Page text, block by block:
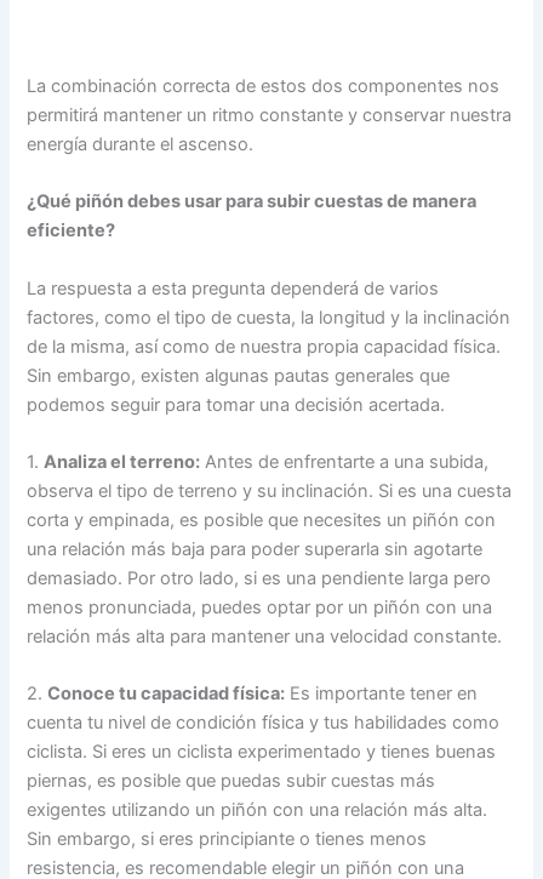
La combinación correcta de estos dos componentes nos
permitirá mantener un ritmo constante y conservar nuestra
energía durante el ascenso.
¿Qué piñón debes usar para subir cuestas de manera
eficiente?
La respuesta a esta pregunta dependerá de varios
factores, como el tipo de cuesta, la longitud y la inclinación
de la misma, así como de nuestra propia capacidad física.
Sin embargo, existen algunas pautas generales que
podemos seguir para tomar una decisión acertada.
1.Analiza el terreno: Antes de enfrentarte a una subida,
observa el tipo de terreno y su inclinación. Si es una cuesta
corta y empinada, es posible que necesites un piñón con
una relación más baja para poder superarla sin agotarte
demasiado. Por otro lado, si es una pendiente larga pero
menos pronunciada, puedes optar por un piñón con una
relación más alta para mantener una velocidad constante.
2.Conoce tu capacidad física: Es importante tener en
cuenta tu nivel de condición física y tus habilidades como
ciclista. Si eres un ciclista experimentado y tienes buenas
piernas, es posible que puedas subir cuestas más
exigentes utilizando un piñón con una relación más alta.
Sin embargo, si eres principiante o tienes menos
resistencia, es recomendable elegir un piñón con una